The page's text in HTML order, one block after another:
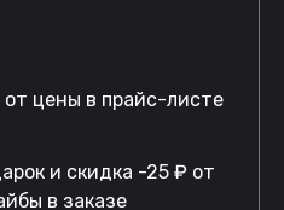
цены в прайс-листе
и скидка -25 ₽ от
в заказе